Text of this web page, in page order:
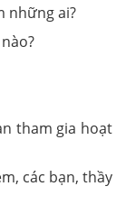
những ai?
tham gia hoạt
các bạn, thầy